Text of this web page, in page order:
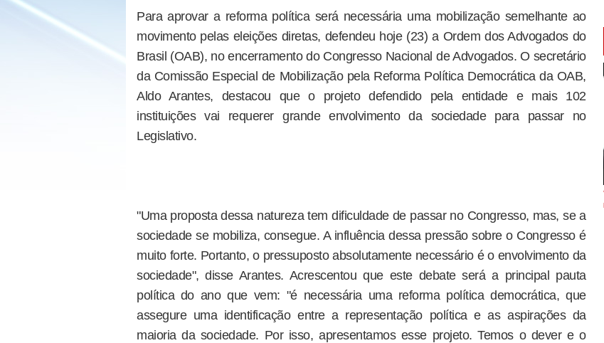
Para aprovar a reforma política será necessária uma mobilização semelhante ao
movimento pelas eleições diretas, defendeu hoje (23) a Ordem dos Advogados do
Brasil (OAB), no encerramento do Congresso Nacional de Advogados. O secretário
da Comissão Especial de Mobilização pela Reforma Política Democrática da OAB,
Aldo Arantes, destacou que o projeto defendido pela entidade e mais 102
instituições vai requerer grande envolvimento da sociedade para passar no
Legislativo.
"Uma proposta dessa natureza tem dificuldade de passar no Congresso, mas, se a
sociedade se mobiliza, consegue. A influência dessa pressão sobre o Congresso é
muito forte. Portanto, o pressuposto absolutamente necessário é o envolvimento da
sociedade", disse Arantes. Acrescentou que este debate será a principal pauta
política do ano que vem: "é necessária uma reforma política democrática, que
assegure uma identificação entre a representação política e as aspirações da
maioria da sociedade. Por isso, apresentamos esse projeto. Temos o dever e o